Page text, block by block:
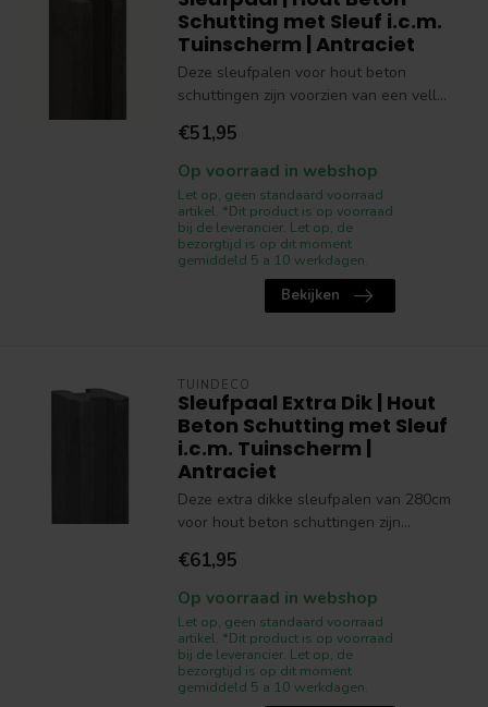
Schutting met Sleuf i.c.m.
Tuinscherm | Antraciet
Deze sleufpalen voor hout beton
schuttingen zijn voorzien van een vell...
€51,95
Op voorraad in webshop
Let op, geen standaard voorraad
artikel. *Dit product is op voorraad
bij de leverancier. Let op, de
bezorgtijd is op dit moment
gemiddeld 5 a 10 werkdagen.
Bekijken
TUINDECO
Sleufpaal Extra Dik | Hout
Beton Schutting met Sleuf
i.c.m. Tuinscherm |
Antraciet
Deze extra dikke sleufpalen van 280cm
voor hout beton schuttingen zijn...
€61,95
Op voorraad in webshop
Let op, geen standaard voorraad
artikel. *Dit product is op voorraad
bij de leverancier. Let op, de
bezorgtijd is op dit moment
gemiddeld 5 a 10 werkdagen.